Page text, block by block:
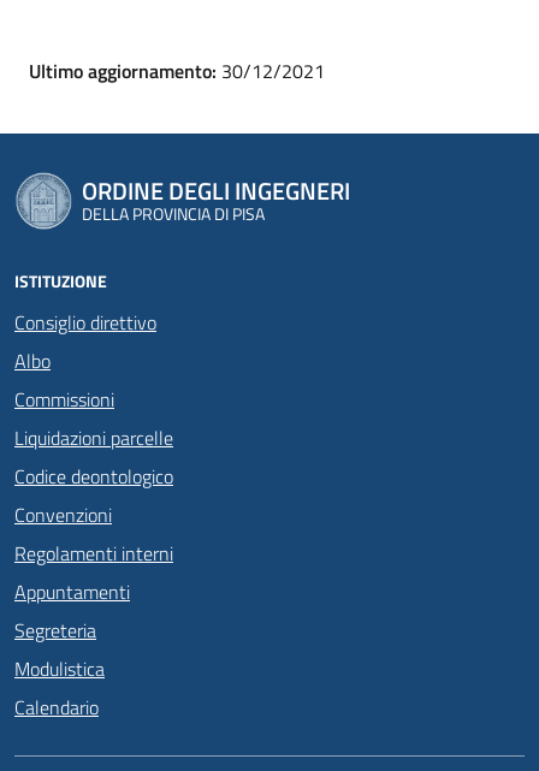
Ultimo aggiornamento: 30/12/2021
ORDINE DEGLI INGEGNERI
DELLA PROVINCIA DI PISA
ISTITUZIONE
Consiglio direttivo
Albo
Commissioni
Liquidazioni parcelle
Codice deontologico
Convenzioni
Regolamenti interni
Appuntamenti
Segreteria
Modulistica
Calendario